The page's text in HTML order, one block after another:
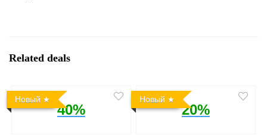
Related deals
Новый
40%
Новый
20%